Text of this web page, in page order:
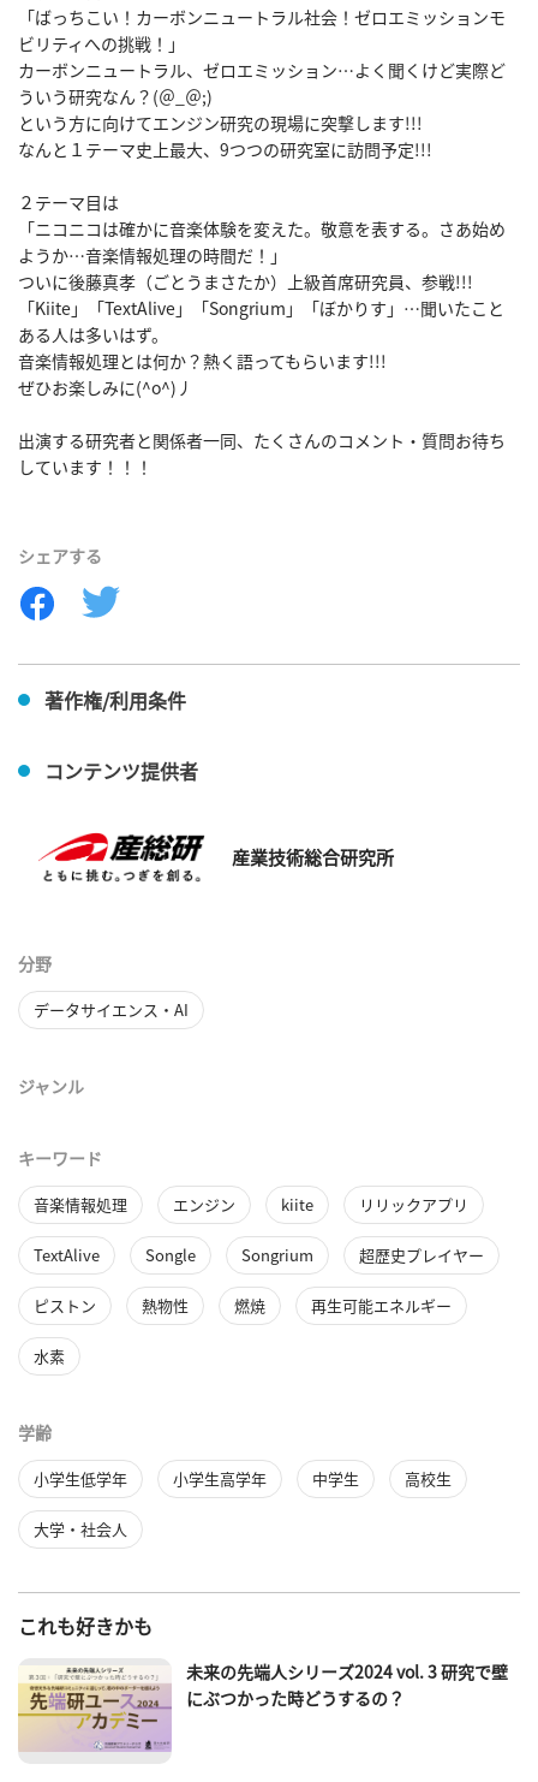
「ばっちこい！カーボンニュートラル社会！ゼロエミッションモ
ビリティへの挑戦！」
カーボンニュートラル、ゼロエミッション…よく聞くけど実際ど
ういう研究なん？(＠_＠;)
という方に向けてエンジン研究の現場に突撃します!!!
なんと１テーマ史上最大、9つつの研究室に訪問予定!!!
２テーマ目は
「ニコニコは確かに音楽体験を変えた。敬意を表する。さあ始め
ようか…音楽情報処理の時間だ！」
ついに後藤真孝（ごとうまさたか）上級首席研究員、参戦!!!
「Kiite」「TextAlive」「Songrium」「ぼかりす」…聞いたこと
ある人は多いはず。
音楽情報処理とは何か？熱く語ってもらいます!!!
ぜひお楽しみに(^o^)丿
出演する研究者と関係者一同、たくさんのコメント・質問お待ち
しています！！！
シェアする
著作権/利用条件
コンテンツ提供者
産業技術総合研究所
分野
データサイエンス・AI
ジャンル
キーワード
音楽情報処理 エンジン kiite リリックアプリ
TextAlive Songle Songrium 超歴史プレイヤー
ピストン 熱物性 燃焼 再生可能エネルギー
水素
学齢
小学生低学年 小学生高学年 中学生 高校生
大学・社会人
これも好きかも
未来の先端人シリーズ2024 vol. 3 研究で壁
にぶつかった時どうするの？